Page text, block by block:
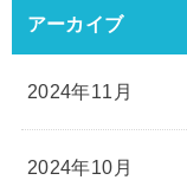
アーカイブ
2024年11月
2024年10月